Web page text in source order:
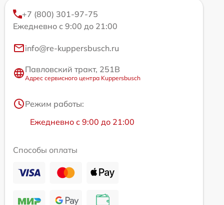
+7 (800) 301-97-75
Ежедневно с 9:00 до 21:00
info@re-kuppersbusch.ru
Павловский тракт, 251В
Адрес сервисного центра Kuppersbusch
Режим работы:
Ежедневно с 9:00 до 21:00
Способы оплаты